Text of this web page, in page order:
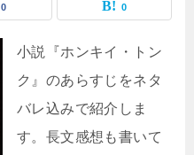
0 0
小説『ホンキイ・トン
ク』のあらすじをネタ
バレ込みで紹介しま
す。長文感想も書いて